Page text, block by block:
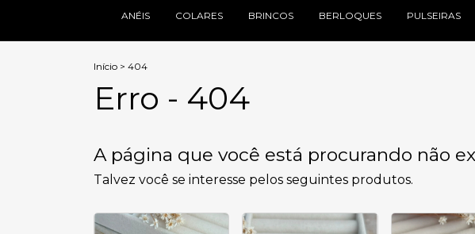
ANÉIS COLARES BRINCOS BERLOQUES PULSEIRAS
Início > 404
Erro - 404
A página que você está procurando não
Talvez você se interesse pelos seguintes produtos.